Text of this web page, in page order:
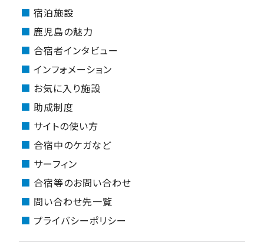
宿泊施設
鹿児島の魅力
合宿者インタビュー
インフォメーション
お気に入り施設
助成制度
サイトの使い方
合宿中のケガなど
サーフィン
合宿等のお問い合わせ
問い合わせ先一覧
プライバシーポリシー